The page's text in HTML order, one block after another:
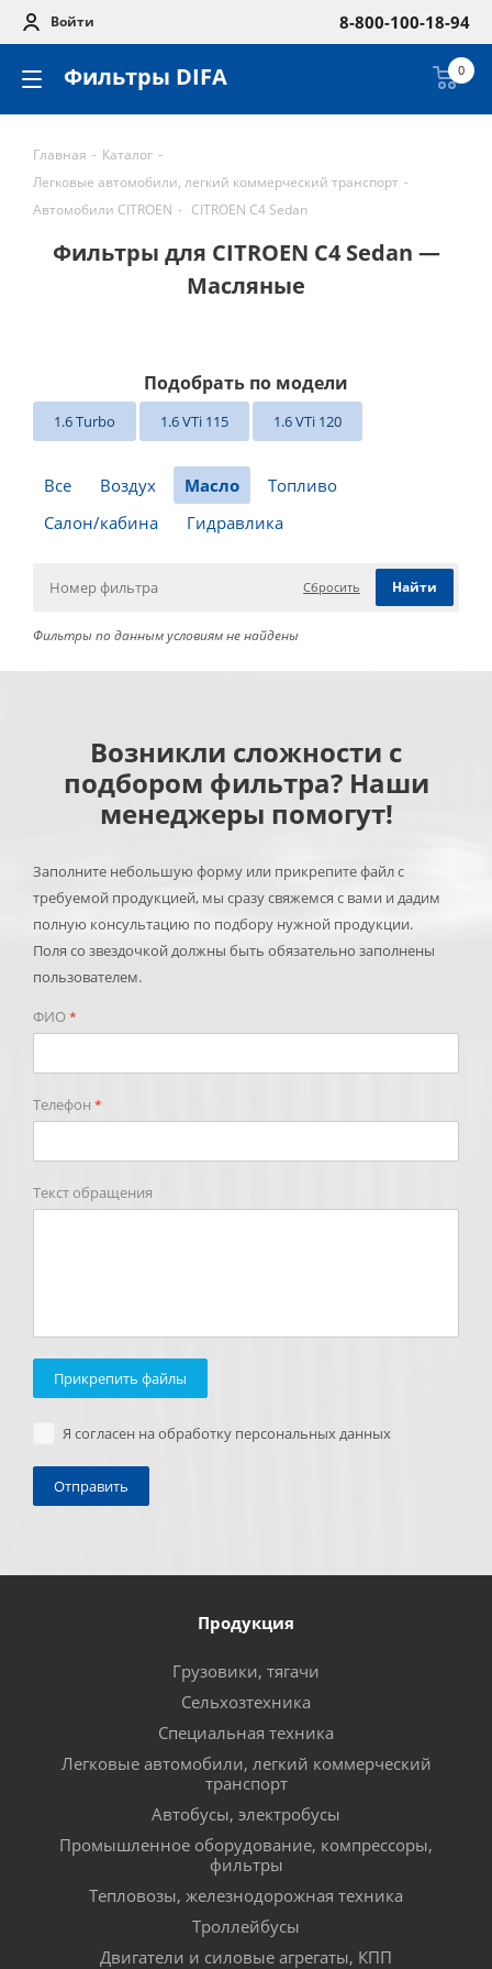
Войти 8-800-100-18-94
Фильтры DIFA 0
Главная - Каталог -
Легковые автомобили, легкий коммерческий транспорт -
Автомобили CITROEN - CITROEN C4 Sedan
Фильтры для CITROEN C4 Sedan —
Масляные
Подобрать по модели
1.6 Turbo 1.6 VTi 115 1.6 VTi 120
Все Воздух Масло
Топливо
Салон/кабина
Гидравлика
Сбросить
Фильтры по данным условиям не найдены
Возникли сложности с
подбором фильтра? Наши
менеджеры помогут!
Заполните небольшую форму или прикрепите файл с
требуемой продукцией, мы сразу свяжемся с вами и дадим
полную консультацию по подбору нужной продукции.
Поля со звездочкой должны быть обязательно заполнены
пользователем.
ФИО*
Телефон *
Текст обращения
Прикрепить файлы
Я согласен на обработку персональных данных
Продукция
Грузовики, тягачи
Сельхозтехника
Специальная техника
Легковые автомобили, легкий коммерческий
транспорт
Автобусы, электробусы
Промышленное оборудование, компрессоры,
фильтры
Тепловозы, железнодорожная техника
Троллейбусы
Двигатели и силовые агрегаты, КПП